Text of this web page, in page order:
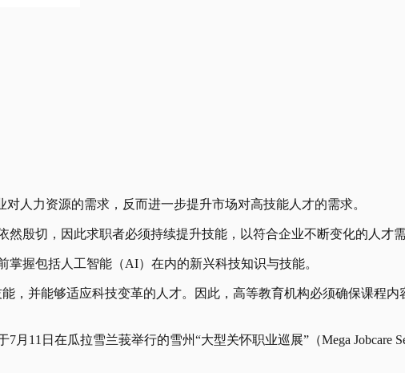
人力资源的需求，反而进一步提升市场对高技能人才的需求。
殷切，因此求职者必须持续提升技能，以符合企业不断变化的人才需
握包括人工智能（AI）在内的新兴科技知识与技能。
，并能够适应科技变革的人才。因此，高等教育机构必须确保课程
7月11日在瓜拉雪兰莪举行的雪州“大型关怀职业巡展” （Mega